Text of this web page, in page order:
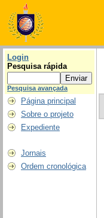
Login
Pesquisa rápida
Pesquisa avançada
Página principal
Sobre o projeto
Expediente
Jornais
Ordem cronológica